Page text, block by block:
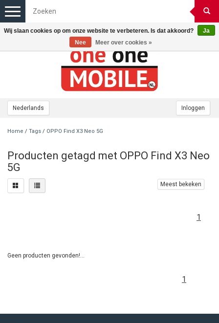
Nederlands Inloggen
Toggle
navigation
Home / Tags / OPPO Find X3 Neo 5G
Producten getagd met OPPO Find X3 Neo
5G
Meest bekeken
1
Geen producten gevonden!...
1
Wij slaan cookies op om onze website te verbeteren. Is dat akkoord?
Ja
Nee
Meer over cookies »